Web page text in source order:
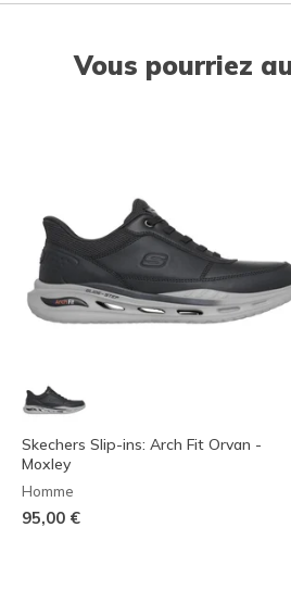
Vous pourriez
Skechers Slip-ins: Arch Fit Orvan -
Moxley
Homme
95,00 €